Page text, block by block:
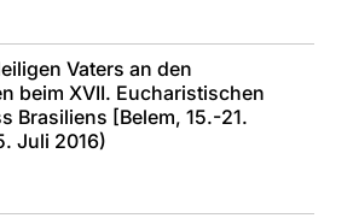
Vaters an den
beim XVII. Eucharistischen
Brasiliens [Belem, 15.-21.
Juli 2016)